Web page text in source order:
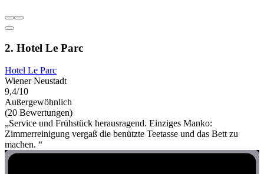
2. Hotel Le Parc
Hotel Le Parc
Wiener Neustadt
9,4/10
Außergewöhnlich
(20 Bewertungen)
„Service und Frühstück herausragend. Einziges Manko:
Zimmerreinigung vergaß die benützte Teetasse und das Bett zu
machen. “